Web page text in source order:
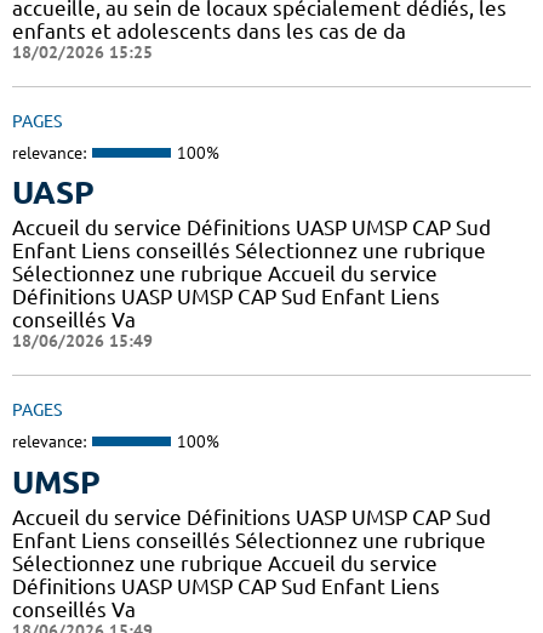
accueille, au sein de locaux spécialement dédiés, les
enfants et adolescents dans les cas de da
18/02/2026 15:25
PAGES
relevance: 100%
UASP
Accueil du service Définitions UASP UMSP CAP Sud
Enfant Liens conseillés Sélectionnez une rubrique
Sélectionnez une rubrique Accueil du service
Définitions UASP UMSP CAP Sud Enfant Liens
conseillés Va
18/06/2026 15:49
PAGES
relevance: 100%
UMSP
Accueil du service Définitions UASP UMSP CAP Sud
Enfant Liens conseillés Sélectionnez une rubrique
Sélectionnez une rubrique Accueil du service
Définitions UASP UMSP CAP Sud Enfant Liens
conseillés Va